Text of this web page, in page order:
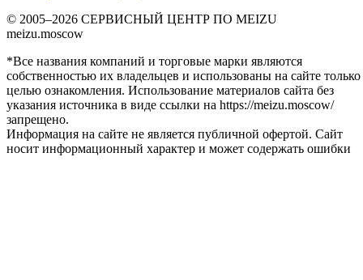
© 2005–2026 СЕРВИСНЫЙ ЦЕНТР ПО MEIZU
meizu.moscow
*Все названия компаний и торговые марки являются
собственностью их владельцев и использованы на сайте только
целью ознакомления. Использование материалов сайта без
указания источника в виде ссылки на https://meizu.moscow/
запрещено.
Информация на сайте не является публичной офертой. Сайт
носит информационный характер и может содержать ошибки